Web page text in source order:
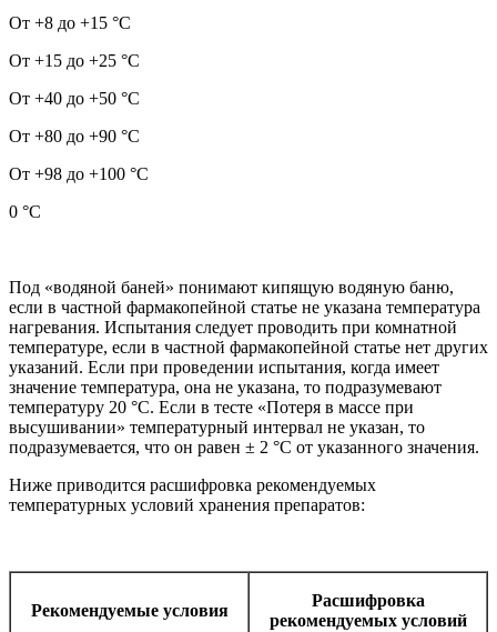
От +8 до +15 °С
От +15 до +25 °С
От +40 до +50 °С
От +80 до +90 °С
От +98 до +100 °С
0 °С
Под «водяной баней» понимают кипящую водяную баню,
если в частной фармакопейной статье не указана температура
нагревания. Испытания следует проводить при комнатной
температуре, если в частной фармакопейной статье нет других
указаний. Если при проведении испытания, когда имеет
значение температура, она не указана, то подразумевают
температуру 20 °С. Если в тесте «Потеря в массе при
высушивании» температурный интервал не указан, то
подразумевается, что он равен ± 2 °С от указанного значения.
Ниже приводится расшифровка рекомендуемых
температурных условий хранения препаратов:
Рекомендуемые условия
Расшифровка
рекомендуемых условий